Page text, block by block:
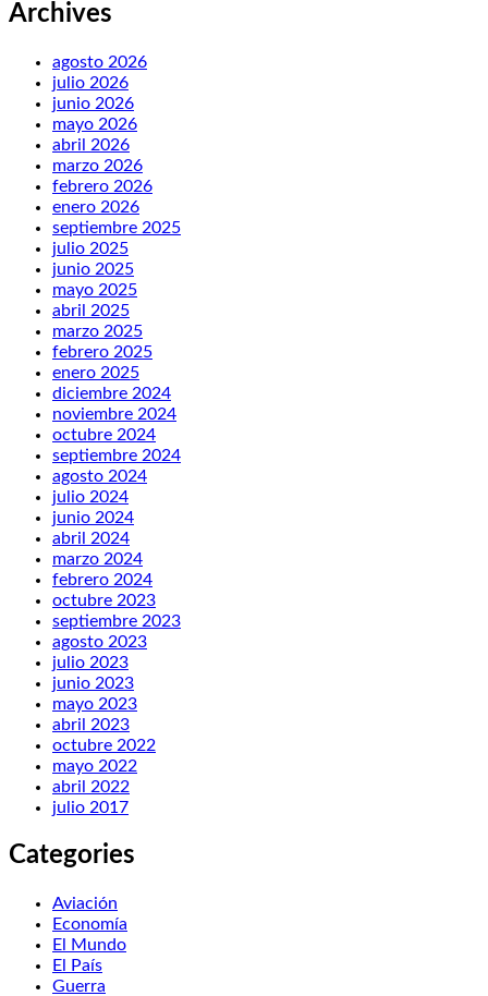
Archives
agosto 2026
julio 2026
junio 2026
mayo 2026
abril 2026
marzo 2026
febrero 2026
enero 2026
septiembre 2025
julio 2025
junio 2025
mayo 2025
abril 2025
marzo 2025
febrero 2025
enero 2025
diciembre 2024
noviembre 2024
octubre 2024
septiembre 2024
agosto 2024
julio 2024
junio 2024
abril 2024
marzo 2024
febrero 2024
octubre 2023
septiembre 2023
agosto 2023
julio 2023
junio 2023
mayo 2023
abril 2023
octubre 2022
mayo 2022
abril 2022
julio 2017
Categories
Aviación
Economía
El Mundo
El País
Guerra